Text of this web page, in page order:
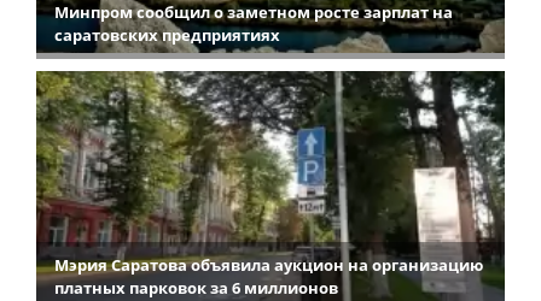
Минпром сообщил о заметном росте зарплат на
саратовских предприятиях
Мэрия Саратова объявила аукцион на организацию
платных парковок за 6 миллионов